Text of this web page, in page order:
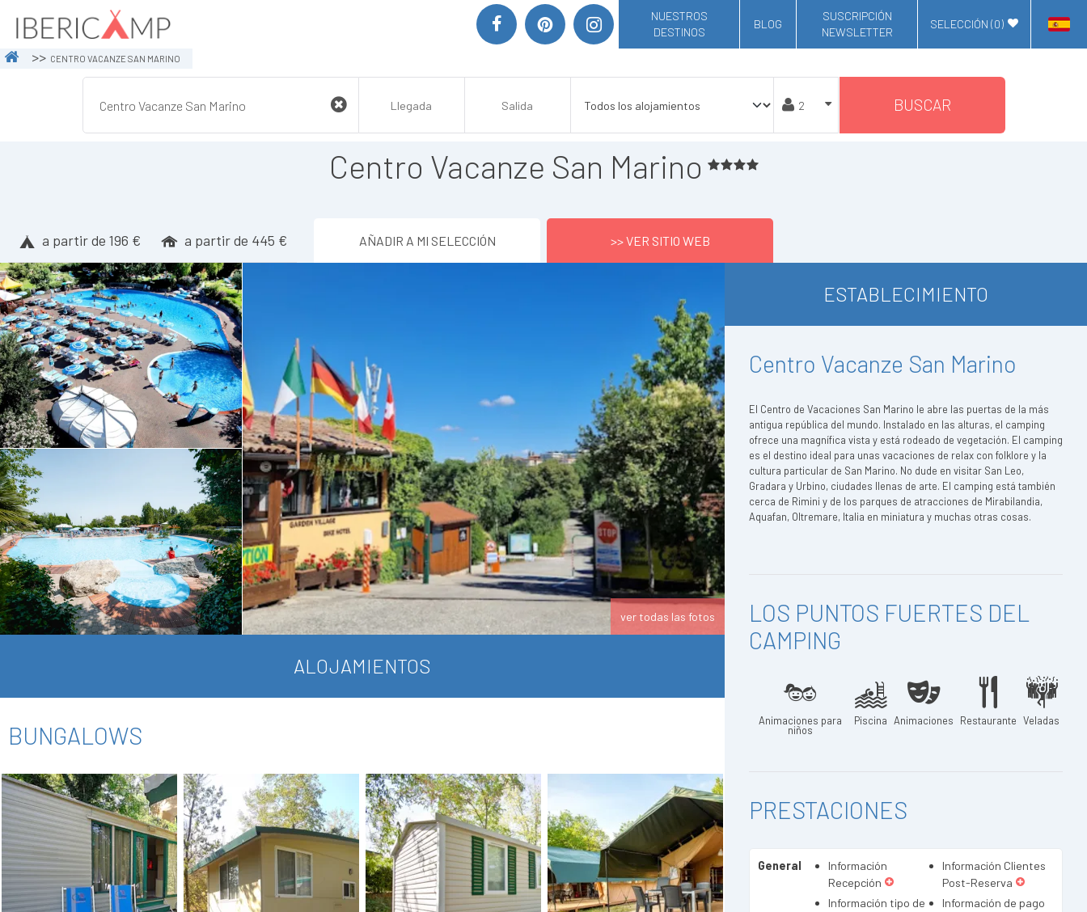
NUESTROS
DESTINOS
BLOG
SUSCRIPCIÓN
NEWSLETTER
SELECCIÓN (0)
CENTRO VACANZE SAN MARINO
BUSCAR
Centro Vacanze San Marino
a partir de 196 € a partir de 445 € AÑADIR A MI SELECCIÓN >> VER SITIO WEB
ver todas las fotos
ALOJAMIENTOS
BUNGALOWS
ESTABLECIMIENTO
Centro Vacanze San Marino
El Centro de Vacaciones San Marino le abre las puertas de la más
antigua república del mundo. Instalado en las alturas, el camping
ofrece una magnífica vista y está rodeado de vegetación. El camping
es el destino ideal para unas vacaciones de relax con folklore y la
cultura particular de San Marino. No dude en visitar San Leo,
Gradara y Urbino, ciudades llenas de arte. El camping está también
cerca de Rimini y de los parques de atracciones de Mirabilandia,
Aquafan, Oltremare, Italia en miniatura y muchas otras cosas.
LOS PUNTOS FUERTES DEL
CAMPING
Animaciones para
niños
Piscina Animaciones Restaurante Veladas
PRESTACIONES
General
Información
Recepción
Información Clientes
Post-Reserva
Información tipo de
Información de pago